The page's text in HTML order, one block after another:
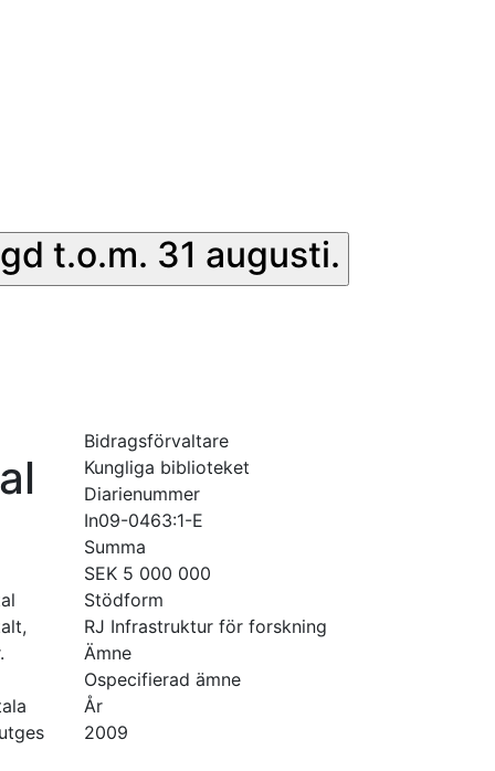
t.o.m. 31 augusti.
Bidragsförvaltare
Kungliga biblioteket
Diarienummer
In09-0463:1-E
Summa
SEK 5 000 000
Stödform
RJ Infrastruktur för forskning
Ämne
Ospecifierad ämne
År
2009